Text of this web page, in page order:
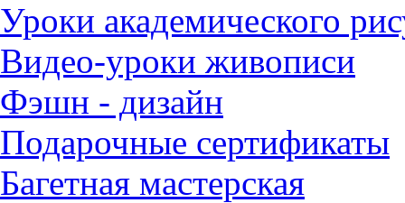
Уроки академического
Видео-уроки живописи
Фэшн - дизайн
Подарочные сертификаты
Багетная мастерская